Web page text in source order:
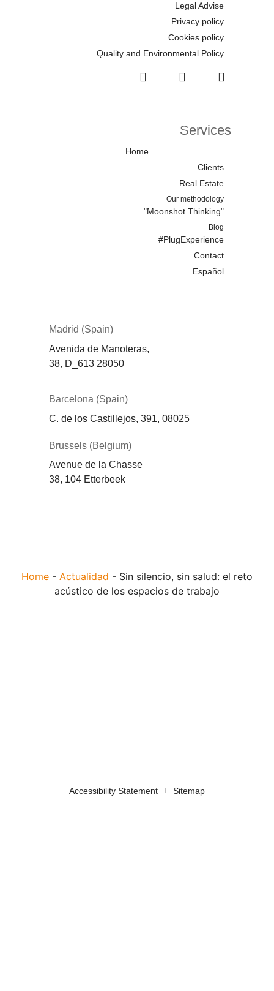
Madrid (Spain)
Avenida de Manoteras,
38, D_613 28050
Barcelona (Spain)
C. de los Castillejos, 391, 08025
Brussels (Belgium)
Avenue de la Chasse
38, 104 Etterbeek
Services
Home
Clients
Real Estate
Our methodology
"Moonshot Thinking"
Blog
#PlugExperience
Contact
Español
Legal Advise
Privacy policy
Cookies policy
Quality and Environmental Policy
Home - Actualidad - Sin silencio, sin salud: el reto
acústico de los espacios de trabajo
Accessibility Statement Sitemap